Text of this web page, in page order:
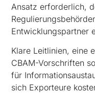
Ansatz erforderlich,
Entwicklungspartner
Klare Leitlinien, eine
CBAM-Vorschriften
für
sich Exporteure